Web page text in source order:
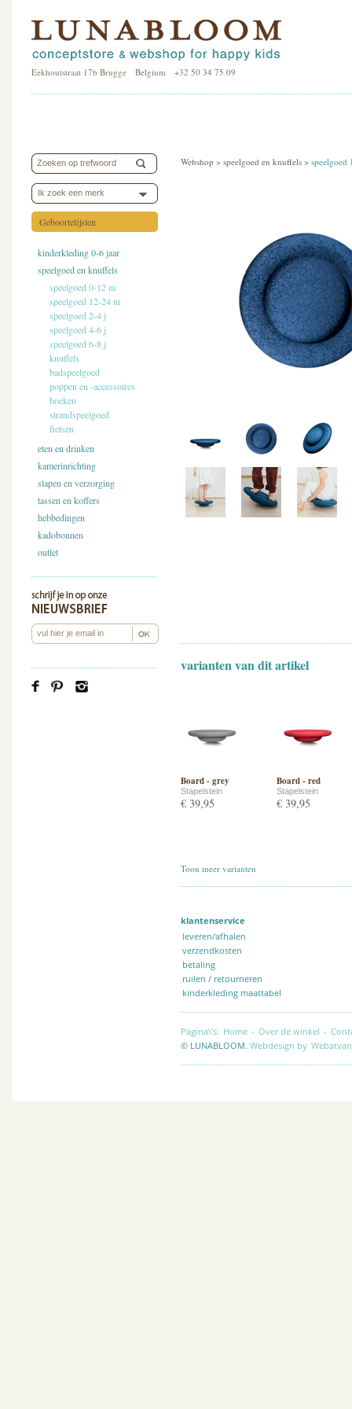
Eekhoutstraat 17b Brugge Belgium +32 50 34 75 09
Ik zoek een merk
Geboortelijsten
kinderkleding 0-6 jaar
speelgoed en knuffels
speelgoed 0-12 m
speelgoed 12-24 m
speelgoed 2-4 j
speelgoed 4-6 j
speelgoed 6-8 j
knuffels
badspeelgoed
poppen en -accessoires
boeken
strandspeelgoed
fietsen
eten en drinken
kamerinrichting
slapen en verzorging
tassen en koffers
hebbedingen
kadobonnen
outlet
Webshop > speelgoed en knuffels > speelgoed
varianten van dit artikel
Board - grey
Stapelstein
€ 39,95
Board - red
Stapelstein
€ 39,95
Toon meer varianten
klantenservice
leveren/afhalen
verzendkosten
betaling
ruilen / retourneren
kinderkleding maattabel
Pagina\'s: Home - Over de winkel -
© LUNABLOOM. Webdesign by